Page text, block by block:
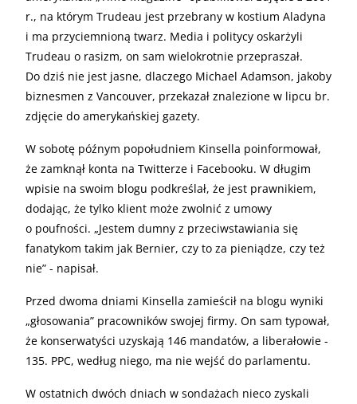
r., na którym Trudeau jest przebrany w kostium Aladyna
i ma przyciemnioną twarz. Media i politycy oskarżyli
Trudeau o rasizm, on sam wielokrotnie przepraszał.
Do dziś nie jest jasne, dlaczego Michael Adamson, jakoby
biznesmen z Vancouver, przekazał znalezione w lipcu br.
zdjęcie do amerykańskiej gazety.
W sobotę późnym popołudniem Kinsella poinformował,
że zamknął konta na Twitterze i Facebooku. W długim
wpisie na swoim blogu podkreślał, że jest prawnikiem,
dodając, że tylko klient może zwolnić z umowy
o poufności. „Jestem dumny z przeciwstawiania się
fanatykom takim jak Bernier, czy to za pieniądze, czy też
nie” - napisał.
Przed dwoma dniami Kinsella zamieścił na blogu wyniki
„głosowania” pracowników swojej firmy. On sam typował,
że konserwatyści uzyskają 146 mandatów, a liberałowie -
135. PPC, według niego, ma nie wejść do parlamentu.
W ostatnich dwóch dniach w sondażach nieco zyskali